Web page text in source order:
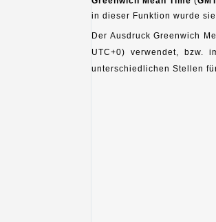
in dieser Funktion wurde
Der Ausdruck Greenwich
UTC+0) verwendet, bzw.
unterschiedlichen Stellen